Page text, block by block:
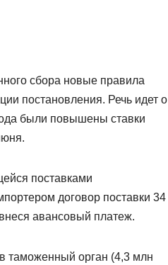
сбора новые правила
постановления. Речь идет о
были повышены ставки
поставками
договор поставки 34
авансовый платеж.
таможенный орган (4,3 млн